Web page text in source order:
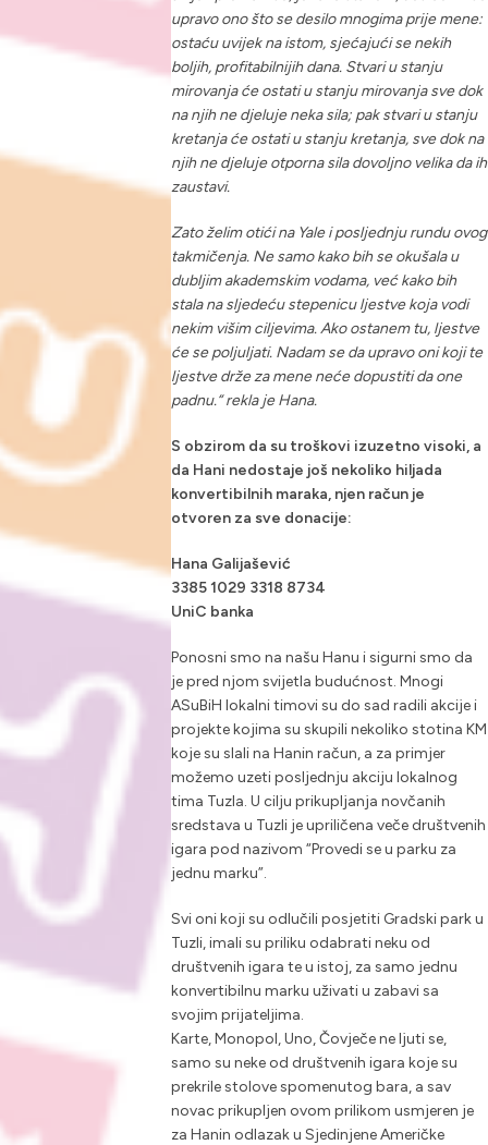
upravo ono što se desilo mnogima prije mene:
ostaću uvijek na istom, sjećajući se nekih
boljih, profitabilnijih dana. Stvari u stanju
mirovanja će ostati u stanju mirovanja sve dok
na njih ne djeluje neka sila; pak stvari u stanju
kretanja će ostati u stanju kretanja, sve dok na
njih ne djeluje otporna sila dovoljno velika da ih
zaustavi.
Zato želim otići na Yale i posljednju rundu ovog
takmičenja. Ne samo kako bih se okušala u
dubljim akademskim vodama, već kako bih
stala na sljedeću stepenicu ljestve koja vodi
nekim višim ciljevima. Ako ostanem tu, ljestve
će se poljuljati. Nadam se da upravo oni koji te
ljestve drže za mene neće dopustiti da one
padnu.“ rekla je Hana.
S obzirom da su troškovi izuzetno visoki, a
da Hani nedostaje još nekoliko hiljada
konvertibilnih maraka, njen račun je
otvoren za sve donacije:
Hana Galijašević
3385 1029 3318 8734
UniC banka
Ponosni smo na našu Hanu i sigurni smo da
je pred njom svijetla budućnost. Mnogi
ASuBiH lokalni timovi su do sad radili akcije i
projekte kojima su skupili nekoliko stotina KM
koje su slali na Hanin račun, a za primjer
možemo uzeti posljednju akciju lokalnog
tima Tuzla. U cilju prikupljanja novčanih
sredstava u Tuzli je upriličena veče društvenih
igara pod nazivom “Provedi se u parku za
jednu marku”.
Svi oni koji su odlučili posjetiti Gradski park u
Tuzli, imali su priliku odabrati neku od
društvenih igara te u istoj, za samo jednu
konvertibilnu marku uživati u zabavi sa
svojim prijateljima.
Karte, Monopol, Uno, Čovječe ne ljuti se,
samo su neke od društvenih igara koje su
prekrile stolove spomenutog bara, a sav
novac prikupljen ovom prilikom usmjeren je
za Hanin odlazak u Sjedinjene Američke